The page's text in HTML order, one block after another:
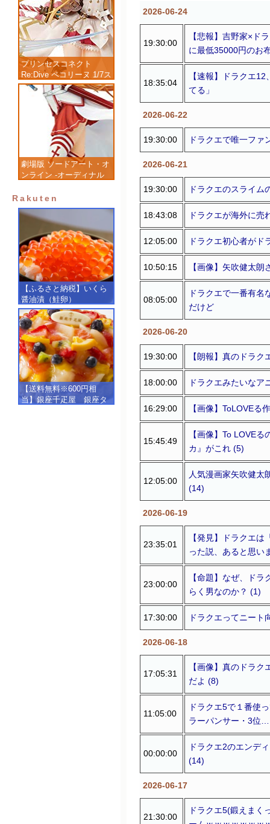
プリンセスコネクト
Re:Dive ペコリーヌ 1/7ス
ケール 塗装済み完成品フ
ィギュア
劇場版 ソードアート・オ
ンライン -オーディナル
成品フィギュア
Rakuten
【ふるさと納税】いくら
醤油漬（鮭卵）
【500g（250g×2）】
【送料無料※600円相
当】銀座千疋屋 銀座タ
2026-06-24
19:30:00
【悲報】吉野家×ド
に最低35000円のお
18:35:04
【速報】ドラクエ
てる」
2026-06-22
19:30:00 ドラクエで唯一ファ
2026-06-21
19:30:00 ドラクエのスライム
18:43:08 ドラクエが海外に売
12:05:00 ドラクエ初心者がド
10:50:15 【画像】矢吹健太
08:05:00
ドラクエで一番有
だけど
2026-06-20
19:30:00 【朗報】真のドラ
18:00:00 ドラクエみたいなア
16:29:00 【画像】ToLOVEる
15:45:49
【画像】To LOVE
カ』がこれ (5)
12:05:00
人気漫画家矢吹健
(14)
2026-06-19
23:35:01
【発見】ドラクエ
った説、あると思い
23:00:00
【命題】なぜ、ド
らく男なのか？ (1)
17:30:00 ドラクエってニート
2026-06-18
17:05:31
【画像】真のドラ
だよ (8)
11:05:00
ドラクエ5で１番使
ラーパンサー・3位
00:00:00
ドラクエ2のエンデ
(14)
2026-06-17
21:30:00
ドラクエ5(鍛えま